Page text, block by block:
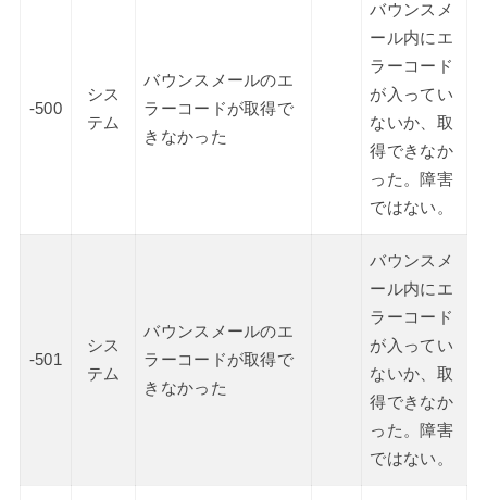
-500
シス
テム
バウンスメールのエ
ラーコードが取得で
きなかった
バウンスメ
ール内にエ
ラーコード
が入ってい
ないか、取
得できなか
った。障害
ではない。
-501
シス
テム
バウンスメールのエ
ラーコードが取得で
きなかった
バウンスメ
ール内にエ
ラーコード
が入ってい
ないか、取
得できなか
った。障害
ではない。